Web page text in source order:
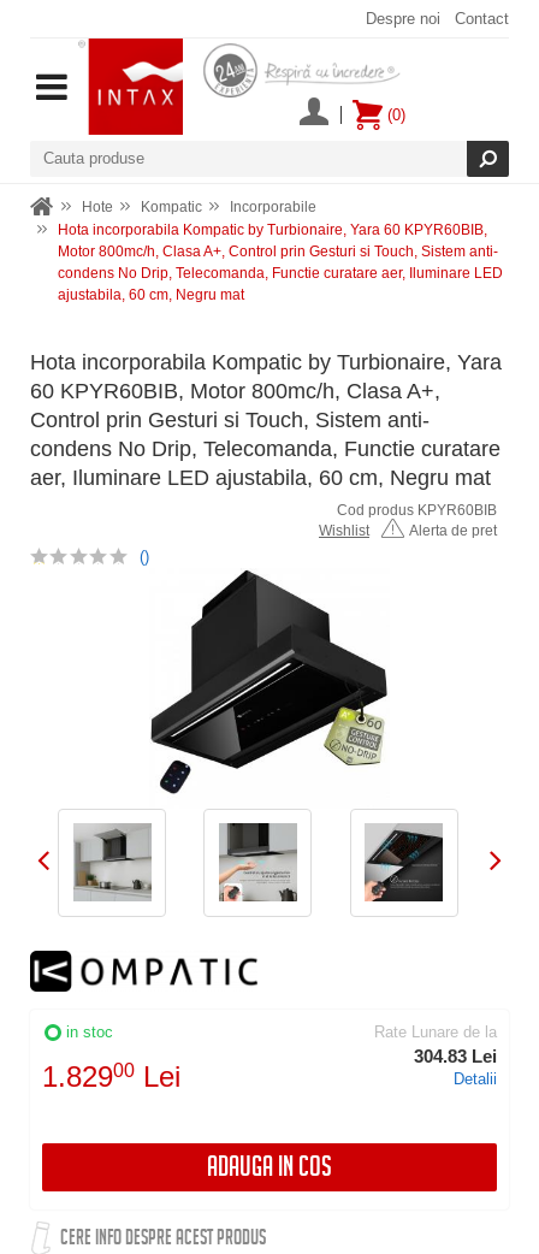
Despre noi Contact
(0)
Hote Kompatic
Incorporabile
Hota incorporabila Kompatic by Turbionaire, Yara 60 KPYR60BIB,
Motor 800mc/h, Clasa A+, Control prin Gesturi si Touch, Sistem anti-
condens No Drip, Telecomanda, Functie curatare aer, Iluminare LED
ajustabila, 60 cm, Negru mat
Hota incorporabila Kompatic by Turbionaire, Yara
60 KPYR60BIB, Motor 800mc/h, Clasa A+,
Control prin Gesturi si Touch, Sistem anti-
condens No Drip, Telecomanda, Functie curatare
aer, Iluminare LED ajustabila, 60 cm, Negru mat
Cod produs KPYR60BIB
Wishlist
Alerta de pret
()
in stoc
1.82900 Lei
Rate Lunare de la
304.83 Lei
Detalii
ADAUGA IN COS
CERE INFO DESPRE ACEST PRODUS